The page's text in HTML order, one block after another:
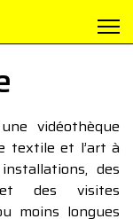
vidéothèque
textile et l’art à
des
et des visites
moins longues